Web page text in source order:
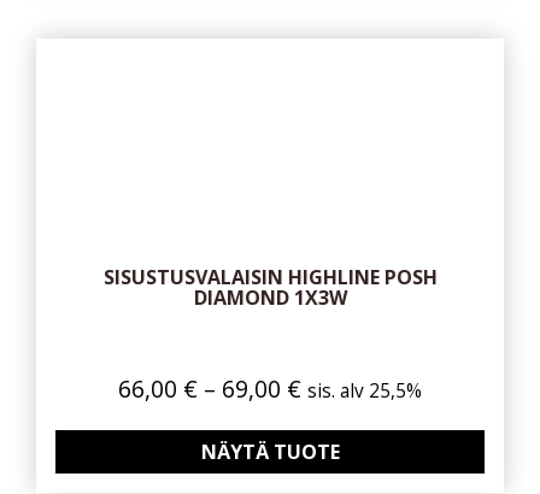
SISUSTUSVALAISIN HIGHLINE POSH
DIAMOND 1X3W
66,00 € – 69,00 € Hintaluokka:
-
69,00 €
sis. alv 25,5%
NÄYTÄ TUOTE